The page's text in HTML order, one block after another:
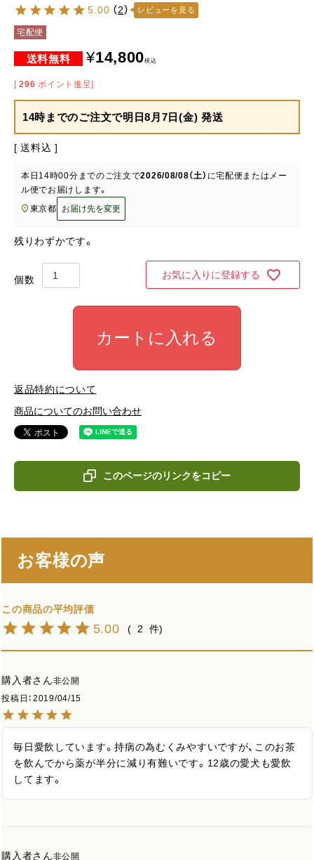
5.00 （2） レビューを見る
宅配便
¥14,800税込
[ 296 ポイント進呈]
14時までのご注文で明日8月7日(金) 発送
送料込
本日 14時00分 までのご注文で2026/08/08（土） に宅配便またはメー
ル便でお届けします。
東京都
お届け先を変更
残りわずかです。
お気に入りに登録する
カートに入れる
返品特約について
商品についてのお問い合わせ
このページのリンクをコピー
お客様の声
5.00 2
購入者
非公開
投稿日
2019/04/15
毎日愛飲しています。持病の為むくみやすいですが、このお茶
を飲んでから薬が半分に減り有難いです。12歳の愛犬も愛飲
してます。
購入者 非公開